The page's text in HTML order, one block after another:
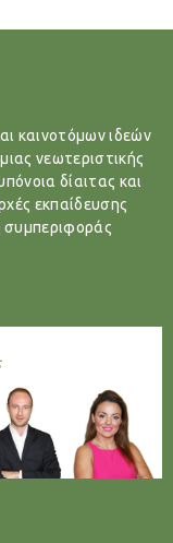
καινοτόμων ιδεών
νεωτεριστικής
δίαιτας και
εκπαίδευσης
συμπεριφοράς